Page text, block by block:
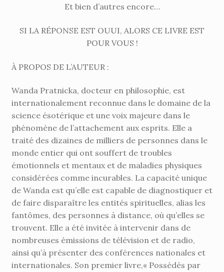
Et bien d’autres encore…
SI LA RÉPONSE EST OUUI, ALORS CE LIVRE EST
POUR VOUS !
À PROPOS DE L’AUTEUR :
Wanda Pratnicka, docteur en philosophie, est
internationalement reconnue dans le domaine de la
science ésotérique et une voix majeure dans le
phénomène de l’attachement aux esprits. Elle a
traité des dizaines de milliers de personnes dans le
monde entier qui ont souffert de troubles
émotionnels et mentaux et de maladies physiques
considérées comme incurables. La capacité unique
de Wanda est qu’elle est capable de diagnostiquer et
de faire disparaître les entités spirituelles, alias les
fantômes, des personnes à distance, où qu’elles se
trouvent. Elle a été invitée à intervenir dans de
nombreuses émissions de télévision et de radio,
ainsi qu’à présenter des conférences nationales et
internationales. Son premier livre,« Possédés par